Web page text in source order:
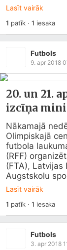
Lasīt vairāk
1 patīk ·1 iesaka
Futbols
9. apr 2018
20. un 21.
izcīņa
Nākamajā
Olimpiskajā
futbola
(RFF)
(FTA), Latvijas
Augstskolu
Lasīt vairāk
1 patīk ·1 iesaka
Futbols
3. apr 2018